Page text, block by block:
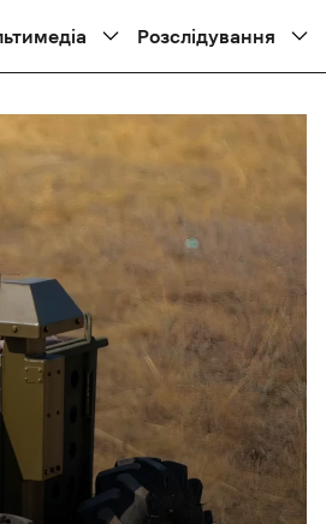
Розслідування